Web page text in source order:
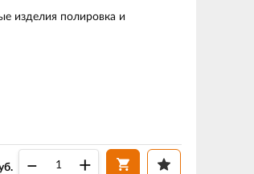
изделия полировка и
– +